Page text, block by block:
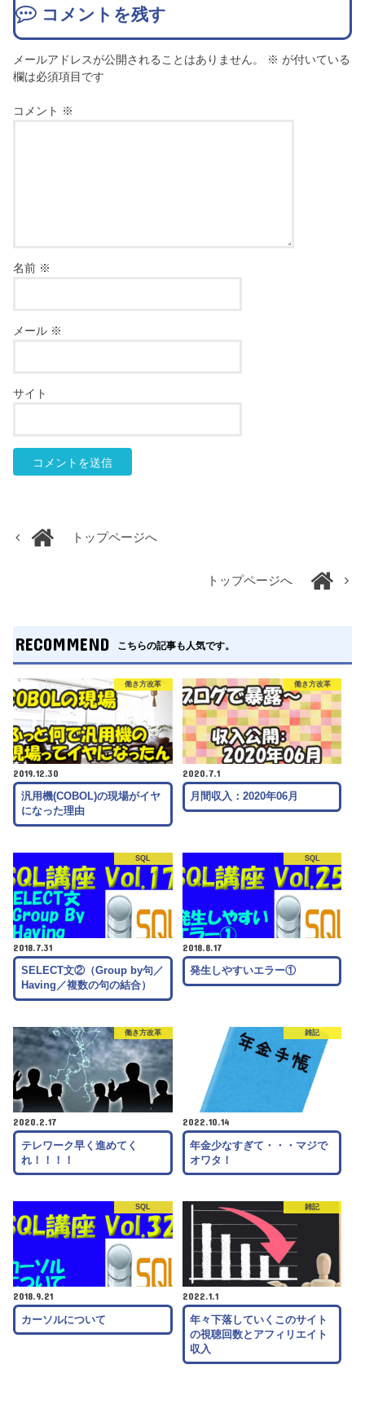
コメントを残す
メールアドレスが公開されることはありません。 ※ が付いている
欄は必須項目です
コメント ※
名前 ※
メール ※
サイト
トップページへ
トップページへ
RECOMMEND こちらの記事も人気です。
働き方改革
2019.12.30
汎用機(COBOL)の現場がイヤ
になった理由
働き方改革
2020.7.1
月間収入：2020年06月
SQL
2018.7.31
SELECT文②（Group by句／
Having／複数の句の結合）
SQL
2018.8.17
発生しやすいエラー①
働き方改革
2020.2.17
テレワーク早く進めてく
れ！！！！
雑記
2022.10.14
年金少なすぎて・・・マジで
オワタ！
SQL
2018.9.21
カーソルについて
雑記
2022.1.1
年々下落していくこのサイト
の視聴回数とアフィリエイト
収入